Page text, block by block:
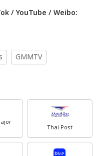
/ YouTube / Weibo:
GMMTV
Thai Post